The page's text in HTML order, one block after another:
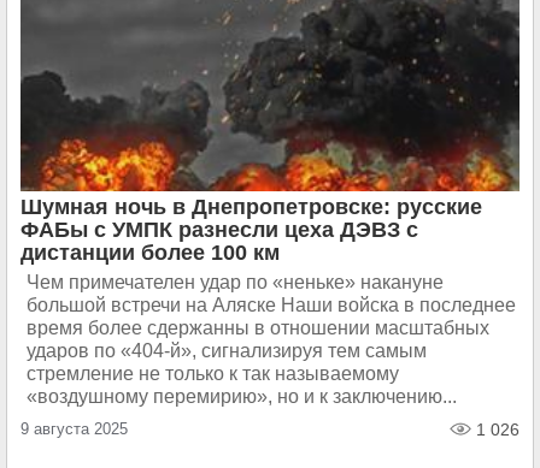
Шумная ночь в Днепропетровске: русские
ФАБы с УМПК разнесли цеха ДЭВЗ с
дистанции более 100 км
Чем примечателен удар по «неньке» накануне
большой встречи на Аляске Наши войска в последнее
время более сдержанны в отношении масштабных
ударов по «404-й», сигнализируя тем самым
стремление не только к так называемому
«воздушному перемирию», но и к заключению...
9 августа 2025 1 026